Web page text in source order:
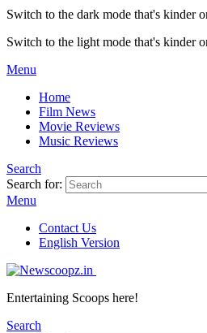
Switch to the dark mode that's kinder
Switch to the light mode that's kinder
Menu
Home
Film News
Movie Reviews
Music Reviews
Search
Search for:
Menu
Contact Us
English Version
Entertaining Scoops here!
Search